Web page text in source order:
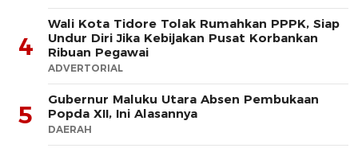
4
Wali Kota Tidore Tolak Rumahkan PPPK, Siap
Undur Diri Jika Kebijakan Pusat Korbankan
Ribuan Pegawai
ADVERTORIAL
5
Gubernur Maluku Utara Absen Pembukaan
Popda XII, Ini Alasannya
DAERAH